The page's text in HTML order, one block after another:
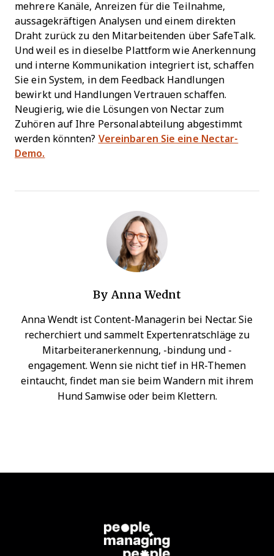
mehrere Kanäle, Anreizen für die Teilnahme,
aussagekräftigen Analysen und einem direkten
Draht zurück zu den Mitarbeitenden über SafeTalk.
Und weil es in dieselbe Plattform wie Anerkennung
und interne Kommunikation integriert ist, schaffen
Sie ein System, in dem Feedback Handlungen
bewirkt und Handlungen Vertrauen schaffen.
Neugierig, wie die Lösungen von Nectar zum
Zuhören auf Ihre Personalabteilung abgestimmt
werden könnten? Vereinbaren Sie eine Nectar-
Demo.
By Anna Wednt
Anna Wendt ist Content-Managerin bei Nectar. Sie
recherchiert und sammelt Expertenratschläge zu
Mitarbeiteranerkennung, -bindung und -
engagement. Wenn sie nicht tief in HR-Themen
eintaucht, findet man sie beim Wandern mit ihrem
Hund Samwise oder beim Klettern.